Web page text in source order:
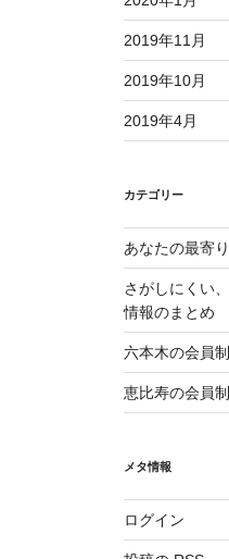
2019年11月
2019年10月
2019年4月
カテゴリー
あなたの最寄
さがしにくい
情報のまとめ
六本木の会員
恵比寿の会員
メタ情報
ログイン